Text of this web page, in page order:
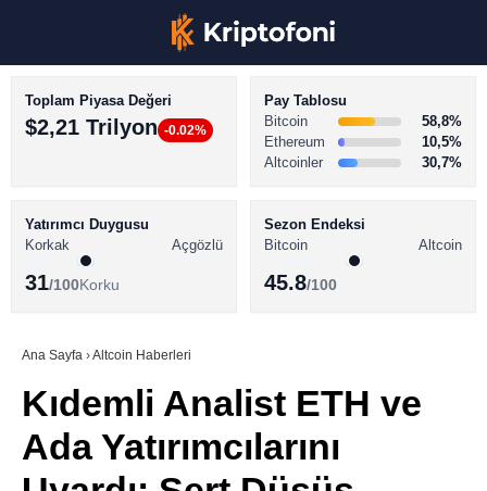
Youtube
BİTCOİN HABERLERİ
ALTCOİN HABERLERİ
SÖZLÜK
Toplam Piyasa Değeri
$2,21 Trilyon -0.02%
Pay Tablosu
Bitcoin
58,8%
Ethereum
10,5%
Altcoinler
30,7%
Yatırımcı Duygusu
Korkak
Açgözlü
31/100Korku
Sezon Endeksi
Bitcoin
Altcoin
45.8/100
Ana Sayfa ›Altcoin Haberleri
Kıdemli Analist ETH ve
Ada Yatırımcılarını